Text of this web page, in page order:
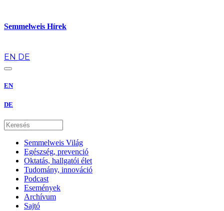
Semmelweis Hírek
EN DE
EN
DE
Semmelweis Világ
Egészség, prevenció
Oktatás, hallgatói élet
Tudomány, innováció
Podcast
Események
Archívum
Sajtó